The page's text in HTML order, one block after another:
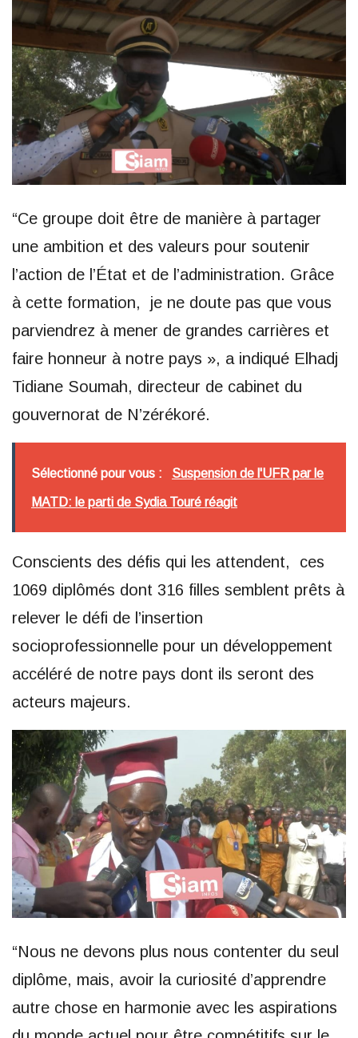
“Ce groupe doit être de manière à partager
une ambition et des valeurs pour soutenir
l’action de l’État et de l’administration. Grâce
à cette formation, je ne doute pas que vous
parviendrez à mener de grandes carrières et
faire honneur à notre pays », a indiqué Elhadj
Tidiane Soumah, directeur de cabinet du
gouvernorat de N’zérékoré.
Sélectionné pour vous : Suspension de l'UFR par le
MATD: le parti de Sydia Touré réagit
Conscients des défis qui les attendent, ces
1069 diplômés dont 316 filles semblent prêts à
relever le défi de l’insertion
socioprofessionnelle pour un développement
accéléré de notre pays dont ils seront des
acteurs majeurs.
“Nous ne devons plus nous contenter du seul
diplôme, mais, avoir la curiosité d’apprendre
autre chose en harmonie avec les aspirations